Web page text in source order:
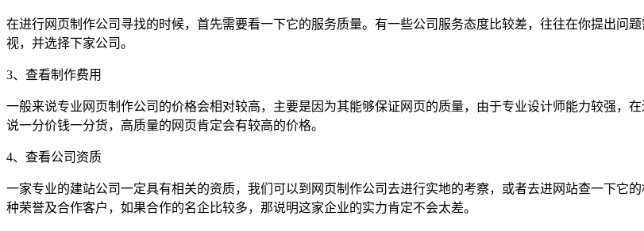
在进行网页制作公司寻找的时候，首先需要看一下它的服务质量。有一些公司服务态度比较差，往往在你提出问
视，并选择下家公司。
3、查看制作费用
一般来说专业网页制作公司的价格会相对较高，主要是因为其能够保证网页的质量，由于专业设计师能力较强，
说一分价钱一分货，高质量的网页肯定会有较高的价格。
4、查看公司资质
一家专业的建站公司一定具有相关的资质，我们可以到网页制作公司去进行实地的考察，或者去进网站查一下它
种荣誉及合作客户，如果合作的名企比较多，那说明这家企业的实力肯定不会太差。